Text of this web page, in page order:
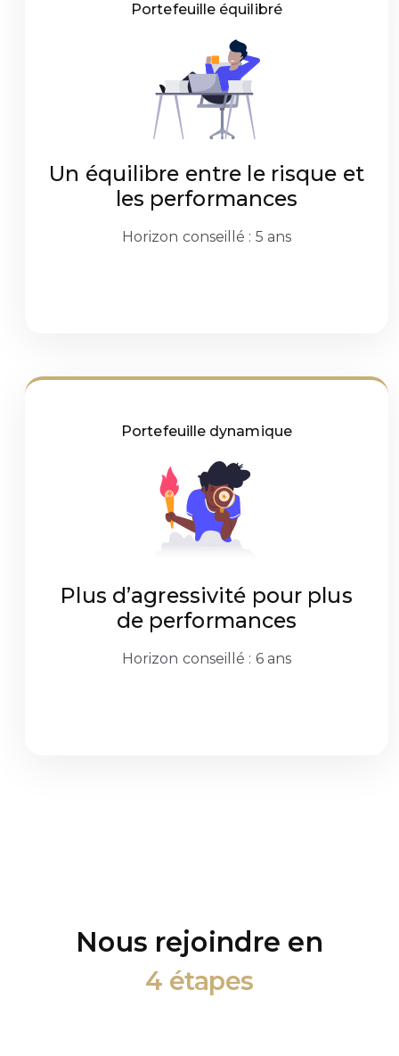
Portefeuille équilibré
Un équilibre entre le risque et
les performances
Horizon conseillé : 5 ans
Portefeuille dynamique
Plus d’agressivité pour plus
de performances
Horizon conseillé : 6 ans
Nous rejoindre en
4 étapes